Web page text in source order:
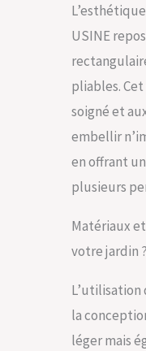
USINE
pliables.
soigné et
embellir
en offrant
plusieurs
Matériaux
votre jardin ?
L’utilisation
la
léger mais